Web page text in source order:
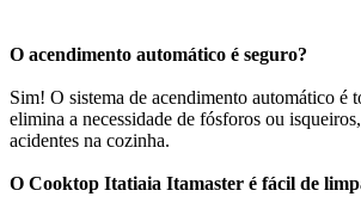
O acendimento automático é seguro?
Sim! O sistema de acendimento automático é
elimina a necessidade de fósforos ou
acidentes na cozinha.
O Cooktop Itatiaia Itamaster é fácil de